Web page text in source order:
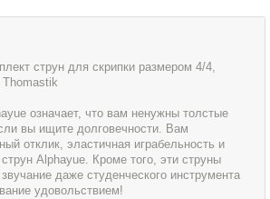
струн для скрипки размером 4/4,
означает, что вам ненужны толстые
вы ищите долговечности. Вам
отклик, эластичная играбельность и
Alphayue. Кроме того, эти струны
даже студенческого инструмента
удовольствием!